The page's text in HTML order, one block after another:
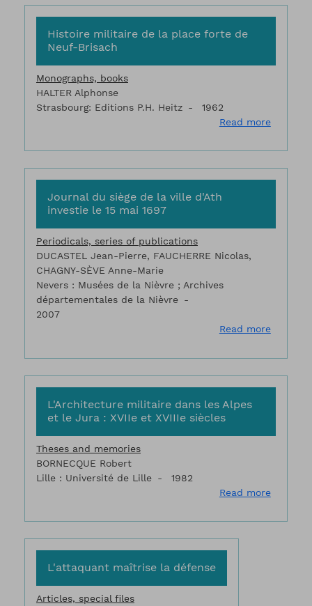
Histoire militaire de la place forte de
Neuf-Brisach
Monographs, books
HALTER Alphonse
Strasbourg: Editions P.H. Heitz
1962
Read moreabout
Journal du siège de la ville d'Ath
investie le 15 mai 1697
Periodicals, series of publications
DUCASTEL Jean-Pierre, FAUCHERRE Nicolas,
CHAGNY-SÈVE Anne-Marie
Nevers : Musées de la Nièvre ; Archives
départementales de la Nièvre
2007
Read moreabout
L'Architecture militaire dans les Alpes
et le Jura : XVIIe et XVIIIe siècles
Theses and memories
BORNECQUE Robert
Lille : Université de Lille
1982
Read moreabout
L'attaquant maîtrise la défense
Articles, special files